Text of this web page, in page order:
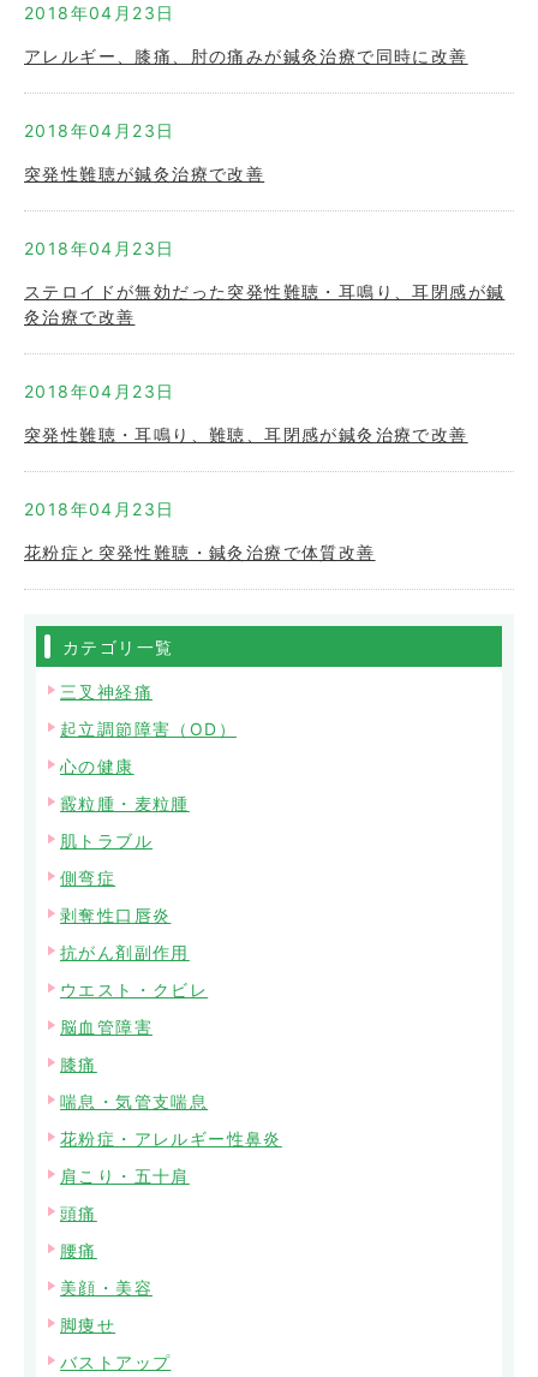
2018年04月23日
アレルギー、膝痛、肘の痛みが鍼灸治療で同時に改善
2018年04月23日
突発性難聴が鍼灸治療で改善
2018年04月23日
ステロイドが無効だった突発性難聴・耳鳴り、耳閉感が鍼
灸治療で改善
2018年04月23日
突発性難聴・耳鳴り、難聴、耳閉感が鍼灸治療で改善
2018年04月23日
花粉症と突発性難聴・鍼灸治療で体質改善
カテゴリ一覧
三叉神経痛
起立調節障害（OD）
心の健康
霰粒腫・麦粒腫
肌トラブル
側弯症
剥奪性口唇炎
抗がん剤副作用
ウエスト・クビレ
脳血管障害
膝痛
喘息・気管支喘息
花粉症・アレルギー性鼻炎
肩こり・五十肩
頭痛
腰痛
美顔・美容
脚痩せ
バストアップ